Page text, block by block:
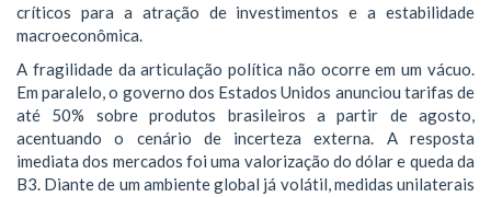
críticos para a atração de investimentos e a estabilidade
macroeconômica.
A fragilidade da articulação política não ocorre em um vácuo.
Em paralelo, o governo dos Estados Unidos anunciou tarifas de
até 50% sobre produtos brasileiros a partir de agosto,
acentuando o cenário de incerteza externa. A resposta
imediata dos mercados foi uma valorização do dólar e queda da
B3. Diante de um ambiente global já volátil, medidas unilaterais